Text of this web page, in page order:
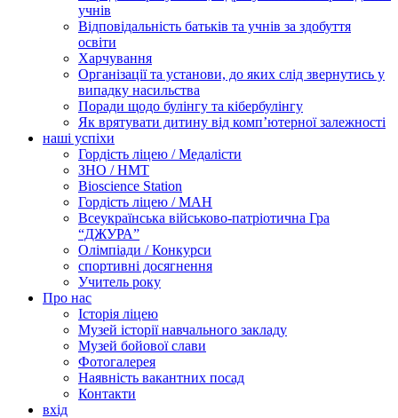
учнів
Відповідальність батьків та учнів за здобуття
освіти
Харчування
Організації та установи, до яких слід звернутись у
випадку насильства
Поради щодо булінгу та кібербулінгу
Як врятувати дитину від комп’ютерної залежності
наші успіхи
Гордість ліцею / Медалісти
ЗНО / НМТ
Bioscience Station
Гордість ліцею / МАН
Всеукраїнська військово-патріотична Гра
“ДЖУРА”
Олімпіади / Конкурси
спортивні досягнення
Учитель року
Про нас
Історія ліцею
Музей історії навчального закладу
Музей бойової слави
Фотогалерея
Наявність вакантних посад
Контакти
вхід